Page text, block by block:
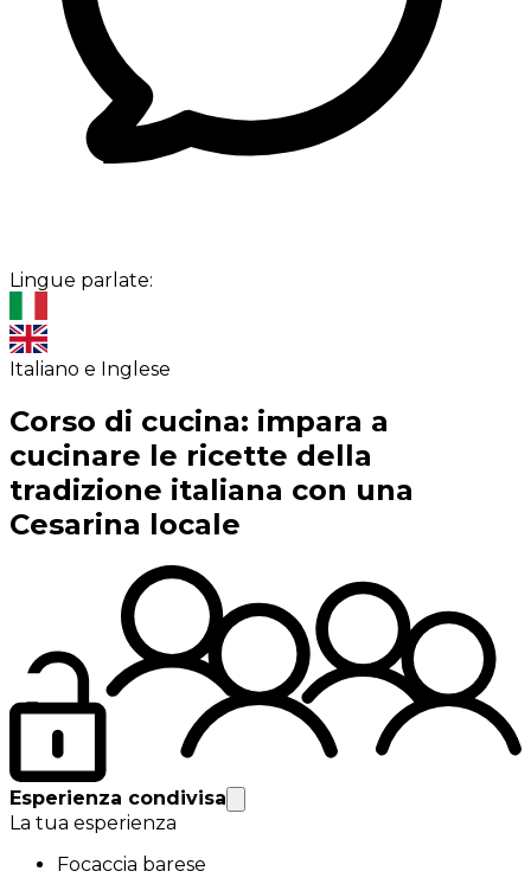
Lingue parlate:
Italiano e Inglese
Corso di cucina: impara a
cucinare le ricette della
tradizione italiana con una
Cesarina locale
Esperienza condivisa
La tua esperienza
Focaccia barese